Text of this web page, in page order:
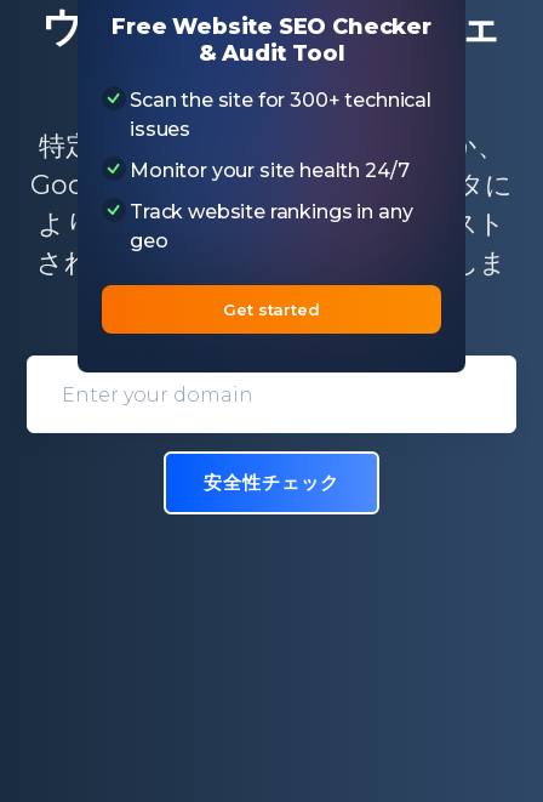
ウェブサイト安全性チェ
ッカー
特定のウェブサイトが安全かどうか、
Googleセーフブラウジングのデータに
より不審なウェブサイトとしてリスト
されていないかどうかをチェックしま
す。
安全性チェック
Free Website SEO Checker
& Audit Tool
Scan the site for 300+ technical
issues
Monitor your site health 24/7
Track website rankings in any
geo
Get started